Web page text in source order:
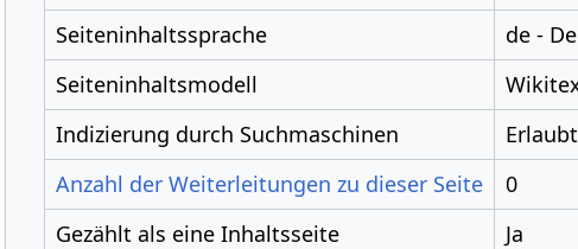
Seiteninhaltssprache
de -
Seiteninhaltsmodell
Indizierung durch Suchmaschinen
Erlaubt
Anzahl der Weiterleitungen zu dieser Seite
0
Gezählt als eine Inhaltsseite
Ja